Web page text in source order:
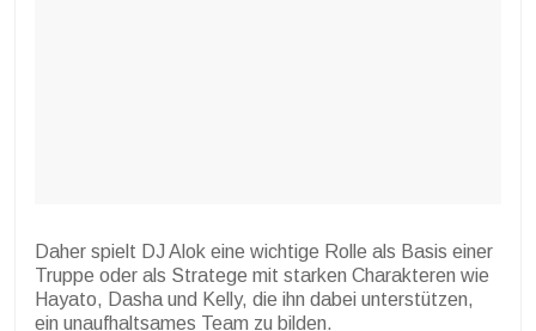
Daher spielt DJ Alok eine wichtige Rolle als Basis einer
Truppe oder als Stratege mit starken Charakteren wie
Hayato, Dasha und Kelly, die ihn dabei unterstützen,
ein unaufhaltsames Team zu bilden.